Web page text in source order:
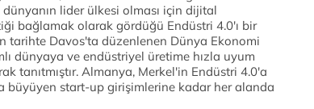
lider ülkesi olması için dijital
bağlamak olarak gördüğü Endüstri 4.0'ı bir
tarihte Davos'ta düzenlenen Dünya Ekonomi
dünyaya ve endüstriyel üretime hızla uyum
tanıtmıştır. Almanya, Merkel'in Endüstri 4.0'a
büyüyen start-up girişimlerine kadar her alanda